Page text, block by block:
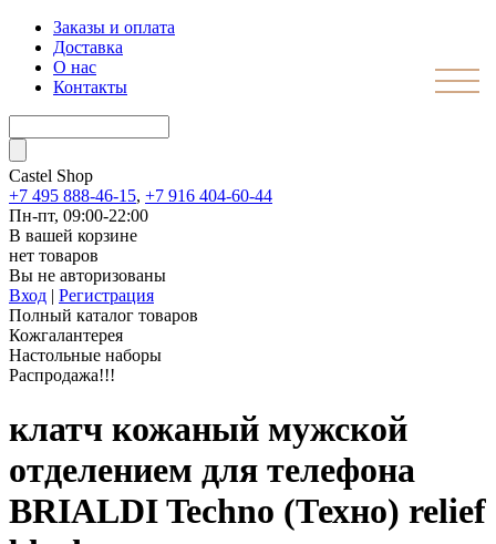
Заказы и оплата
Доставка
О нас
Контакты
Castel Shop
+7 495 888-46-15, +7 916 404-60-44
Пн-пт, 09:00-22:00
В вашей корзине
нет товаров
Вы не авторизованы
Вход | Регистрация
Полный каталог товаров
Кожгалантерея
Настольные наборы
Распродажа!!!
клатч кожаный мужской
отделением для телефона
BRIALDI Techno (Техно) relief